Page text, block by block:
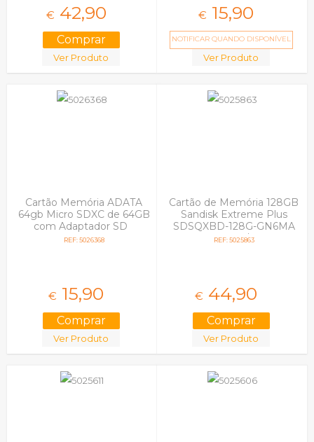
€ 42,90
Ver Produto
€ 15,90
NOTIFICAR QUANDO DISPONÍVEL
Ver Produto
Cartão Memória ADATA
64gb Micro SDXC de 64GB
com Adaptador SD
REF: 5026368
€ 15,90
Ver Produto
Cartão de Memória 128GB
Sandisk Extreme Plus
SDSQXBD-128G-GN6MA
200MB/s
REF: 5025863
€ 44,90
Ver Produto